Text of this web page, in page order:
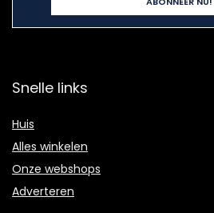
Snelle links
Huis
Alles winkelen
Onze webshops
Adverteren